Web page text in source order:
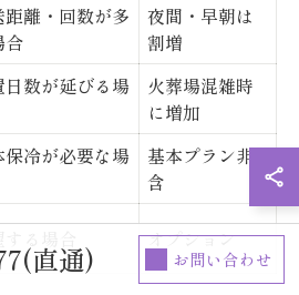
距離・回数が多
合
夜間・早朝は
割増
日数が延びる場
火葬場混雑時
に増加
保冷が必要な場
基本プラン非
含
オプション
直通) お問い合わせ